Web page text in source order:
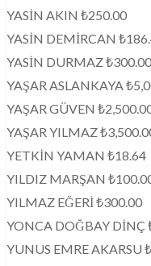
YASİN AKIN ₺250.00
YASİN DEMİRCAN
YASİN DURMAZ ₺300.00
YAŞAR ASLANKAYA
YAŞAR GÜVEN
YAŞAR YILMAZ
YETKİN YAMAN ₺18.64
YILDIZ MARŞAN
YILMAZ EĞERİ ₺300.00
YONCA DOĞBAY DİNÇ
YUNUS EMRE AKARSU